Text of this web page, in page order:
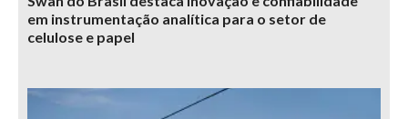
em instrumentação analítica para o setor de
celulose e papel